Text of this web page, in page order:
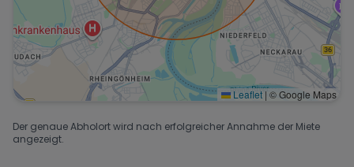
Leaflet | © Google Maps
Der genaue Abholort wird nach erfolgreicher Annahme der Miete
angezeigt.